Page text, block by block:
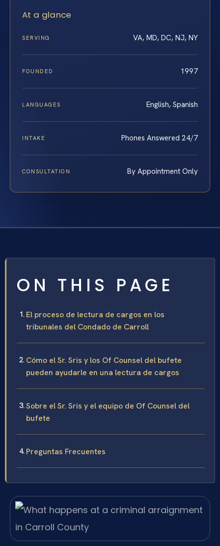
At a glance
SERVING VA, MD, DC, NJ, NY
FOUNDED 1997
LANGUAGES English, Spanish
INTAKE Phones Answered 24/7
CONSULTATION By Appointment Only
ON THIS PAGE
El proceso de lectura de cargos en los
tribunales del Condado de Carroll
Cómo el Sr. Sris y los Of Counsel del bufete
pueden ayudarle en una lectura de cargos
Sobre el Sr. Sris y el equipo de Of Counsel del
bufete
Preguntas Frecuentes